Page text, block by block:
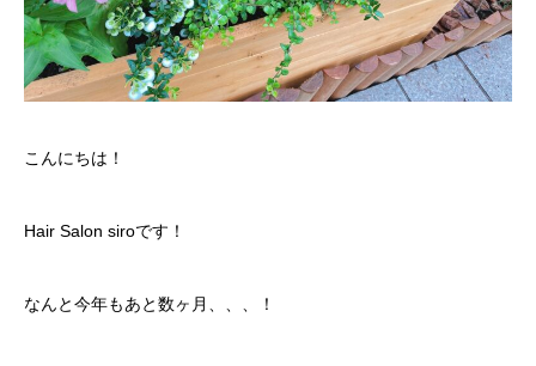
こんにちは！
Hair Salon siroです！
なんと今年もあと数ヶ月、、、！